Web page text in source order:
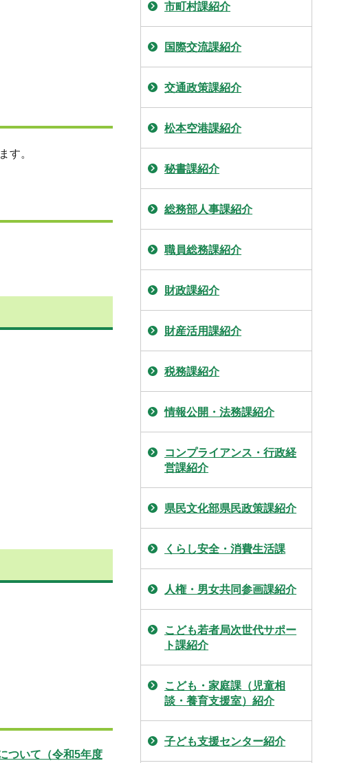
す。
ついて（令和5年度
市町村課紹介
国際交流課紹介
交通政策課紹介
松本空港課紹介
秘書課紹介
総務部人事課紹介
職員総務課紹介
財政課紹介
財産活用課紹介
税務課紹介
情報公開・法務課紹介
コンプライアンス・行政経
営課紹介
県民文化部県民政策課紹介
くらし安全・消費生活課
人権・男女共同参画課紹介
こども若者局次世代サポー
ト課紹介
こども・家庭課（児童相
談・養育支援室）紹介
子ども支援センター紹介